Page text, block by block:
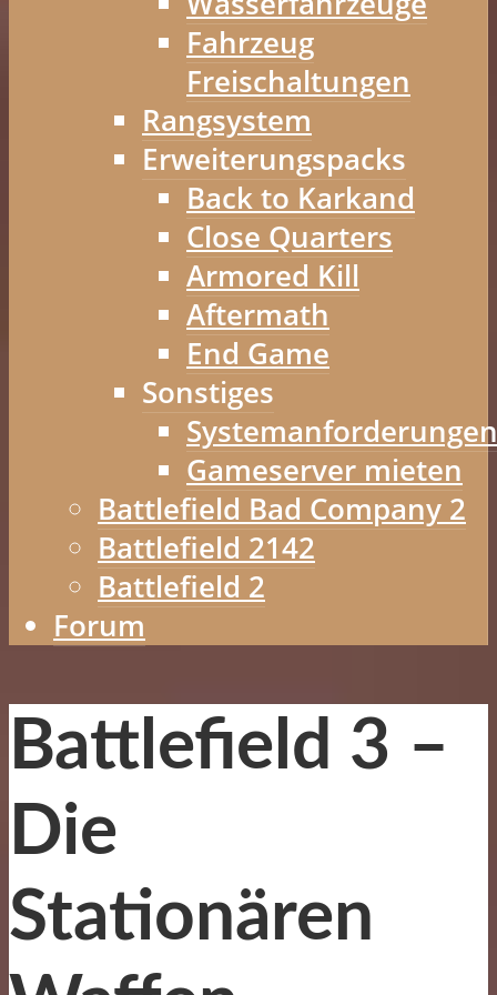
Fahrzeug
Freischaltungen
Rangsystem
Erweiterungspacks
Back to Karkand
Close Quarters
Armored Kill
Aftermath
End Game
Sonstiges
Systemanforderungen
Gameserver mieten
Battlefield Bad Company 2
Battlefield 2142
Battlefield 2
Forum
Battlefield 3 –
Die
Stationären